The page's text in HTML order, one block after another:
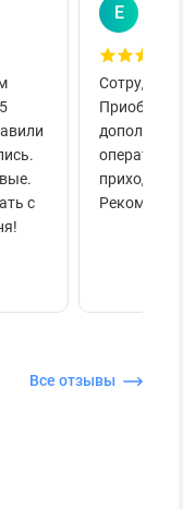
с
Е
приходило
Все отзывы